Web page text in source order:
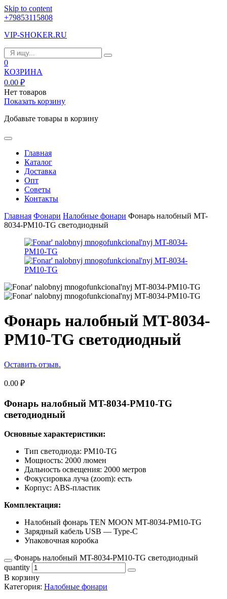
Skip to content
+79853115808
VIP-SHOKER.RU
0
КОЗРИНА
0.00 ₽
Нет товаров
Показать корзину
Добавьте товары в корзину
Главная
Каталог
Доставка
Опт
Советы
Контакты
Главная Фонари Налобные фонари Фонарь налобный MT-
8034-PM10-TG светодиодный
Фонарь налобный MT-8034-
PM10-TG светодиодный
Оставить отзыв.
0.00 ₽
Фонарь налобный MT-8034-PM10-TG
светодиодный
Основные характеристики:
Тип светодиода: PM10-TG
Мощность: 2000 люмен
Дальность освещения: 2000 метров
Фокусировка луча (zoom): есть
Корпус: ABS-пластик
Комплектация:
Налобный фонарь TEN MOON MT-8034-PM10-TG
Зарядный кабель USB — Type-C
Упаковочная коробка
Фонарь налобный MT-8034-PM10-TG светодиодный
quantity
В корзину
Категория: Налобные фонари